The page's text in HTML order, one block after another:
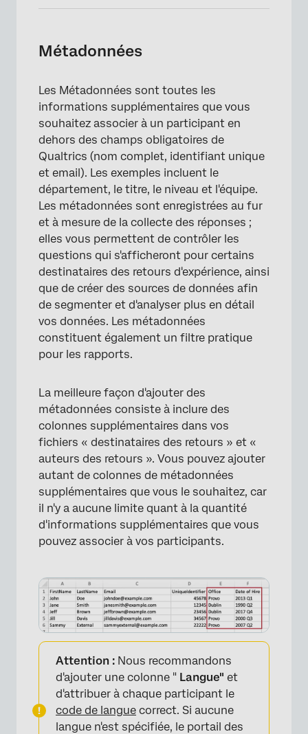
×
Métadonnées
Les Métadonnées sont toutes les
informations supplémentaires que vous
souhaitez associer à un participant en
dehors des champs obligatoires de
Qualtrics (nom complet, identifiant unique
et email). Les exemples incluent le
département, le titre, le niveau et l'équipe.
Les métadonnées sont enregistrées au fur
et à mesure de la collecte des réponses ;
elles vous permettent de contrôler les
questions qui s'afficheront pour certains
destinataires des retours d'expérience, ainsi
que de créer des sources de données afin
de segmenter et d'analyser plus en détail
vos données. Les métadonnées
constituent également un filtre pratique
pour les rapports.
La meilleure façon d'ajouter des
métadonnées consiste à inclure des
colonnes supplémentaires dans vos
fichiers « destinataires des retours » et «
auteurs des retours ». Vous pouvez ajouter
autant de colonnes de métadonnées
supplémentaires que vous le souhaitez, car
il n'y a aucune limite quant à la quantité
d'informations supplémentaires que vous
pouvez associer à vos participants.
Attention : Nous recommandons
d'ajouter une colonne " Langue" et
d'attribuer à chaque participant le
code de langue correct. Si aucune
langue n'est spécifiée, le portail des